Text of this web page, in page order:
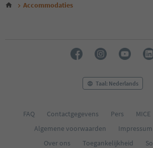
Accommodaties
Taal: Nederlands
FAQ Contactgegevens Pers MICE
Algemene voorwaarden
Impressum
Over ons
Toegankelijkheid